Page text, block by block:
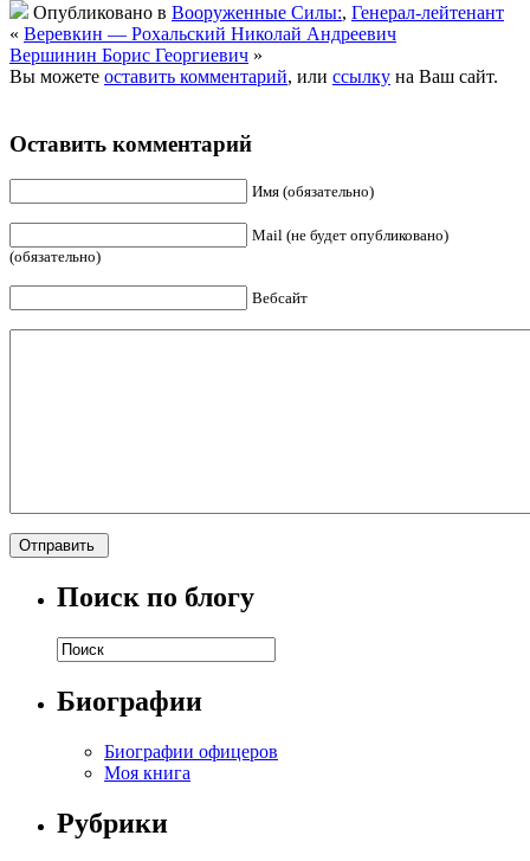
Опубликовано в Вооруженные Силы:, Генерал-лейтенант
« Веревкин — Рохальский Николай Андреевич
Вершинин Борис Георгиевич »
Вы можете оставить комментарий, или ссылку на Ваш сайт.
Оставить комментарий
Имя (обязательно)
Mail (не будет опубликовано)
(обязательно)
Вебсайт
Поиск по блогу
Биографии
Биографии офицеров
Моя книга
Рубрики